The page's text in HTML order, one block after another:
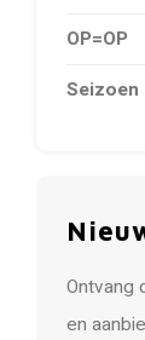
OP=OP
Seizoen
Ontvang
en